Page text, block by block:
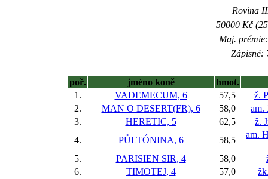
Rovina
50000 Kč
Maj.
Zápisné:
poř. jméno koně
hmot.
1.
VADEMECUM, 6 57,5
ž.
2.
MAN O DESERT(FR), 6 58,0
am.
3.
HERETIC, 5 62,5
ž.
4.
PŮLTÓNINA, 6 58,5
am.
5. PARISIEN SIR, 4 58,0
6.
TIMOTEJ, 4 57,0